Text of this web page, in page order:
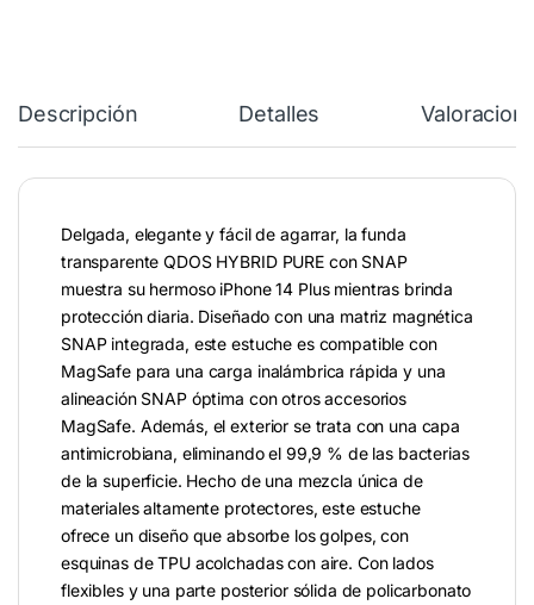
Descripción Detalles
Delgada, elegante y fácil de agarrar, la funda
transparente QDOS HYBRID PURE con SNAP
muestra su hermoso iPhone 14 Plus mientras brinda
protección diaria. Diseñado con una matriz magnética
SNAP integrada, este estuche es compatible con
MagSafe para una carga inalámbrica rápida y una
alineación SNAP óptima con otros accesorios
MagSafe. Además, el exterior se trata con una capa
antimicrobiana, eliminando el 99,9 % de las bacterias
de la superficie. Hecho de una mezcla única de
materiales altamente protectores, este estuche
ofrece un diseño que absorbe los golpes, con
esquinas de TPU acolchadas con aire. Con lados
flexibles y una parte posterior sólida de policarbonato